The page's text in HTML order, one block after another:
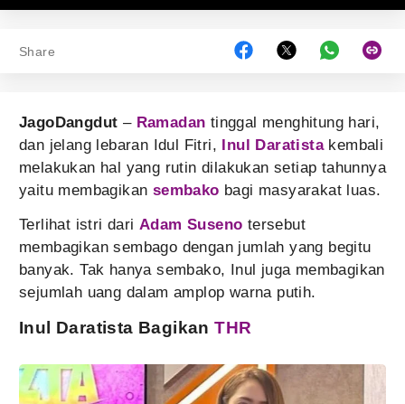
Share
JagoDangdut – Ramadan tinggal menghitung hari,
dan jelang lebaran Idul Fitri, Inul Daratistakembali
melakukan hal yang rutin dilakukan setiap tahunnya
yaitu membagikan sembako bagi masyarakat luas.
Terlihat istri dari Adam Suseno tersebut
membagikan sembago dengan jumlah yang begitu
banyak. Tak hanya sembako, Inul juga membagikan
sejumlah uang dalam amplop warna putih.
Inul Daratista BagikanTHR